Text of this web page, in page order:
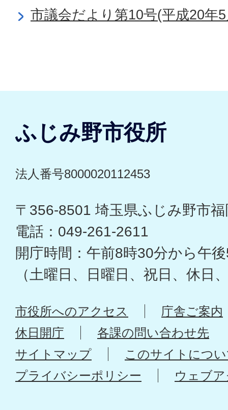
市議会だより第10号(平成20年
ふじみ野市役所
法人番号8000020112453
〒356-8501 埼玉県ふじみ野市
電話：049-261-2611
開庁時間：午前8時30分から午
（土曜日、日曜日、祝日、休日
市役所へのアクセス
庁舎ご案内
休日開庁
各課の問い合わせ先
サイトマップ
このサイトにつ
プライバシーポリシー
ウェブ